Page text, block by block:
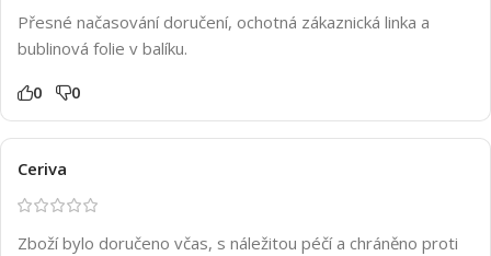
Přesné načasování doručení, ochotná zákaznická linka a
bublinová folie v balíku.
0 0
Ceriva
Zboží bylo doručeno včas, s náležitou péčí a chráněno proti